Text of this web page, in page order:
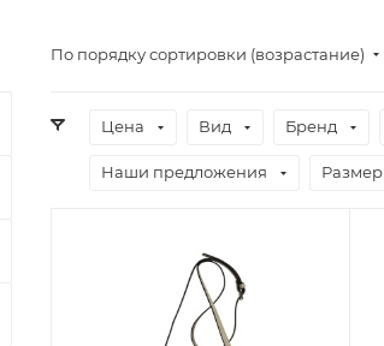
По порядку сортировки (возрастание)
Цена Вид Бренд
Наши предложения Размер